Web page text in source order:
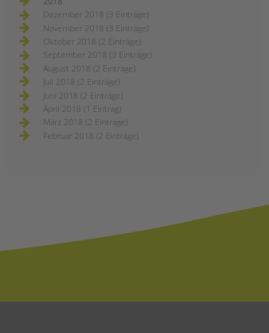
Dezember 2018 (3 Einträge)
November 2018 (3 Einträge)
Oktober 2018 (2 Einträge)
September 2018 (3 Einträge)
August 2018 (2 Einträge)
Juli 2018 (2 Einträge)
Juni 2018 (2 Einträge)
April 2018 (1 Eintrag)
März 2018 (2 Einträge)
Februar 2018 (2 Einträge)